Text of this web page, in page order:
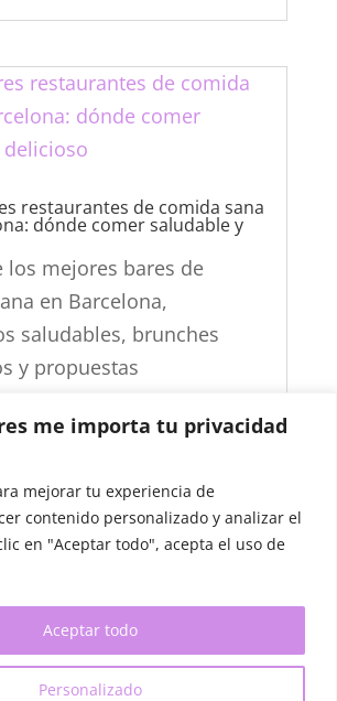
me importa tu privacidad
mejorar tu experiencia de
contenido personalizado y analizar el
en "Aceptar todo", acepta el uso de
Personalizado
Aceptar todo
restaurantes de comida sana
dónde comer saludable y
los mejores bares de
en Barcelona,
saludables, brunches
y propuestas
frescos y de calidad